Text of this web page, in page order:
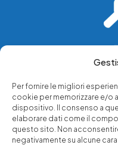
Per fornire le migliori
cookie per memorizzare e/o
dispositivo. Il consenso a
elaborare dati come il
questo sito. Non
negativamente su alcune
Notizie